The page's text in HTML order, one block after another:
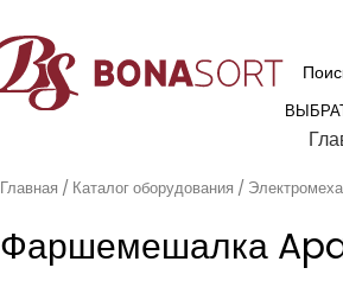
Главная Каталог оборудования
Фаршемешалка